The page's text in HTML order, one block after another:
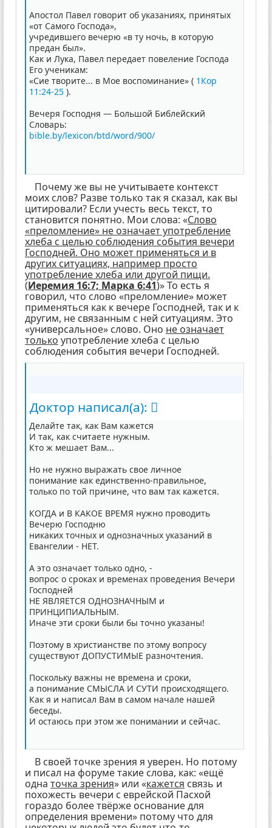
Апостол Павел говорит об указаниях, принятых
«от Самого Господа»,
учредившего вечерю «в ту ночь, в которую
предан был».
Как и Лука, Павел передает повеление Господа
Его ученикам:
«Сие творите... в Мое воспоминание» ( 1Кор
11:24-25 ).
Вечеря Господня — Большой Библейский
Словарь:
bible.by/lexicon/btd/word/900/
Почему же вы не учитываете контекст
моих слов? Разве только так я сказал, как вы
цитировали? Если учесть весь текст, то
становится понятно. Мои слова: «Слово
«преломление» не означает употребление
хлеба с целью соблюдения события вечери
Господней. Оно может применяться и в
других ситуациях, например просто
употребление хлеба или другой пищи.
(Иеремия 16:7; Марка 6:41)» То есть я
говорил, что слово «преломление» может
применяться как к вечере Господней, так и к
другим, не связанным с ней ситуациям. Это
«универсальное» слово. Оно не означает
толькоупотребление хлеба с целью
соблюдения события вечери Господней.
Доктор написал(а):
Делайте так, как Вам кажется
И так, как считаете нужным.
Кто ж мешает Вам...
Но не нужно выражать свое личное
понимание как единственно-правильное,
только по той причине, что вам так кажется.
КОГДА и В КАКОЕ ВРЕМЯ нужно проводить
Вечерю Господню
никаких точных и однозначных указаний в
Евангелии - НЕТ.
А это означает только одно, -
вопрос о сроках и временах проведения Вечери
Господней
НЕ ЯВЛЯЕТСЯ ОДНОЗНАЧНЫМ и
ПРИНЦИПИАЛЬНЫМ.
Иначе эти сроки были бы точно указаны!
Поэтому в христианстве по этому вопросу
существуют ДОПУСТИМЫЕ разночтения.
Поскольку важны не времена и сроки,
а понимание СМЫСЛА И СУТИ происходящего.
Как я и написал Вам в самом начале нашей
беседы.
И остаюсь при этом же понимании и сейчас.
В своей точке зрения я уверен. Но потому
и писал на форуме такие слова, как: «ещё
одна точка зрения» или «кажется связь и
похожесть вечери с еврейской Пасхой
гораздо более твёрже основание для
определения времени» потому что для